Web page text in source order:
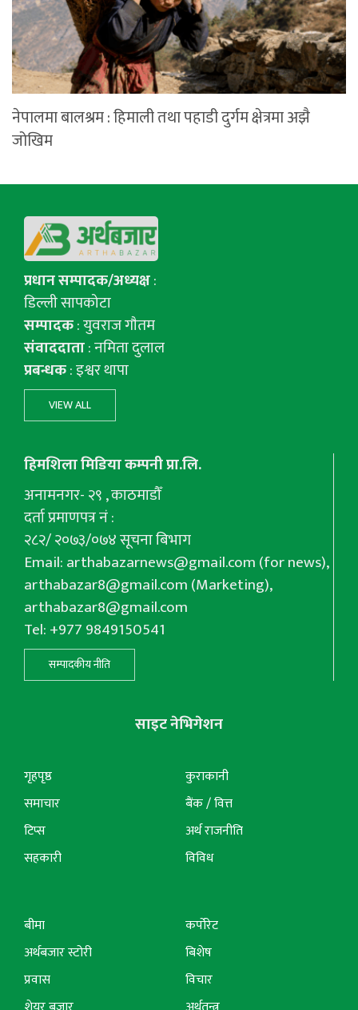
नेपालमा बालश्रम : हिमाली तथा पहाडी दुर्गम क्षेत्रमा अझै
जोखिम
प्रधान सम्पादक/अध्यक्ष:
डिल्ली सापकोटा
सम्पादक: युवराज गाैतम
संवाददाता: नमिता दुलाल
प्रबन्धक: इश्वर थापा
VIEW ALL
हिमशिला मिडिया कम्पनी प्रा.लि.
अनामनगर- २९ , काठमाडौँ
दर्ता प्रमाणपत्र नं :
२८२/ २०७३/०७४ सूचना बिभाग
Email:arthabazarnews@gmail.com(for news),
arthabazar8@gmail.com(Marketing),
arthabazar8@gmail.com
Tel: +977 9849150541
सम्पादकीय नीति
साइट नेभिगेशन
गृहपृष्ठ
समाचार
टिप्स
सहकारी
कुराकानी
बैंक / वित्त
अर्थ राजनीति
विविध
बीमा
अर्थबजार स्टोरी
प्रवास
कर्पोरेट
बिशेष
विचार